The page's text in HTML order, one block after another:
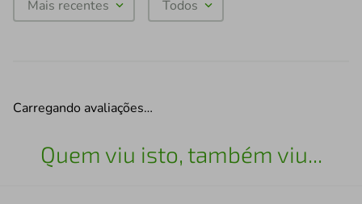
Mais recentes Todos
Carregando avaliações…
Quem viu isto, também viu...